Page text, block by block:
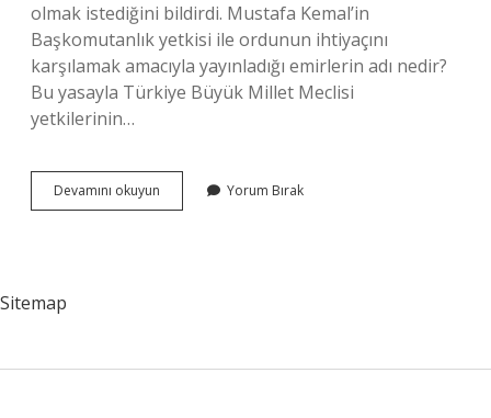
olmak istediğini bildirdi. Mustafa Kemal’in
Başkomutanlık yetkisi ile ordunun ihtiyaçını
karşılamak amacıyla yayınladığı emirlerin adı nedir?
Bu yasayla Türkiye Büyük Millet Meclisi
yetkilerinin…
Devamını okuyun Mustafa
Kemal
Yorum Bırak
Sitemap